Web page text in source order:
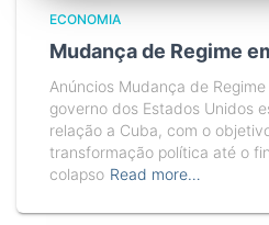
ECONOMIA
Mudança de Regime
Anúncios Mudança de
governo dos Estados Unidos
relação a Cuba, com o
transformação política até o
colapso Read more…